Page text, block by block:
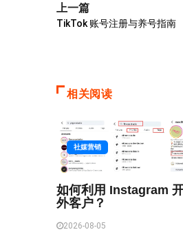
上一篇
TikTok 账号注册与养号指南
相关阅读
社媒营销
如何利用 Instagram
外客户？
2026-08-05